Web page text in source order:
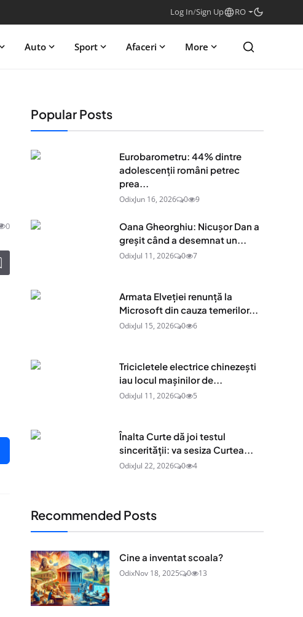
Log In/Sign Up RO
Auto Sport Afaceri More
0
Popular Posts
Eurobarometru: 44% dintre
adolescenţii români petrec
prea...
OdixJun 16, 2026 0 9
Oana Gheorghiu: Nicușor Dan a
greșit când a desemnat un...
OdixJul 11, 2026 0 7
Armata Elveției renunță la
Microsoft din cauza temerilor...
OdixJul 15, 2026 0 6
Tricicletele electrice chinezești
iau locul mașinilor de...
OdixJul 11, 2026 0 5
Înalta Curte dă joi testul
sincerității: va sesiza Curtea...
OdixJul 22, 2026 0 4
Recommended Posts
Cine a inventat scoala?
OdixNov 18, 2025 0 13